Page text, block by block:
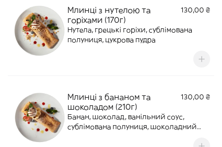
Млинці з нутелою та
горіхами (170г)
130,00 ₴
Нутела, грецькі горіхи, сублімована
полуниця, цукрова пудра
Млинці з бананом та
шоколадом (210г)
130,00 ₴
Банан, шоколад, ванільний соус,
сублімована полуниця, шоколадний